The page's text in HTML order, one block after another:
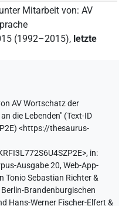
unter Mitarbeit von: AV
(1992–2015), letzte
AV Wortschatz der
die Lebenden" (Text-ID
) <https://thesaurus-
, in:
Ausgabe 20, Web-App-
Tonio Sebastian Richter &
Brandenburgischen
Hans-Werner Fischer-Elfert &